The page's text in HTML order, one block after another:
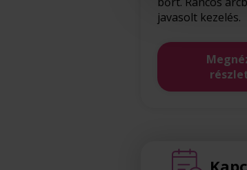
javasolt kezelés.